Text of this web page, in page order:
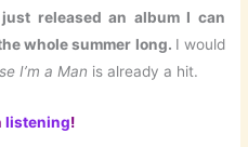
released an album I can
whole summer long. I would
I’m a Man is already a hit.
listening!